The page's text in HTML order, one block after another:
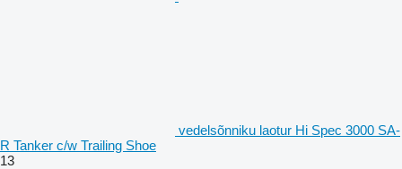
vedelsõnniku laotur Hi Spec 3000 SA-
R Tanker c/w Trailing Shoe
13